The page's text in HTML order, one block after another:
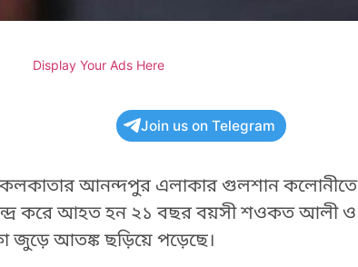
Display Your Ads Here
Join us on Telegram
কলকাতার আনন্দপুর এলাকার গুলশান কলোনীতে
করে আহত হন ২১ বছর বয়সী শওকত আলী ও
জুড়ে আতঙ্ক ছড়িয়ে পড়েছে।